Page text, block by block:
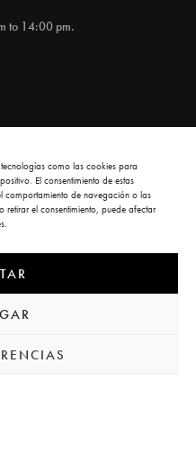
como las cookies para
El consentimiento de estas
comportamiento de navegación o las
retirar el consentimiento, puede afectar
to 14:00 pm.
reserved. |